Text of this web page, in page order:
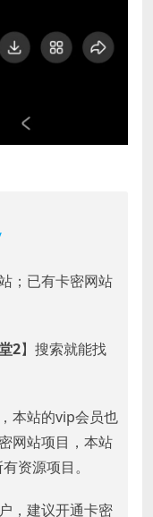
；已有卡密网站
2】搜索就能找
本站的vip会员也
网站项目，本站
资源项目。
，建议开通卡密